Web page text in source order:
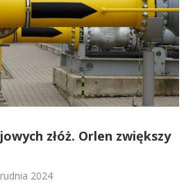
złóż. Orlen zwiększy
2024